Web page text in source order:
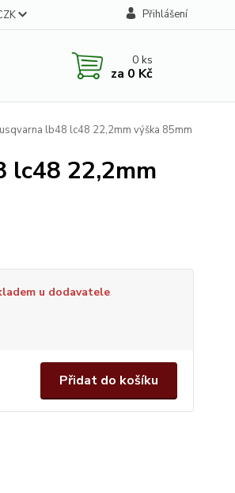
Přihlášení
0ks
za 0 Kč
lb48 lc48 22,2mm výška 85mm
lc48 22,2mm
u dodavatele
Přidat do košíku